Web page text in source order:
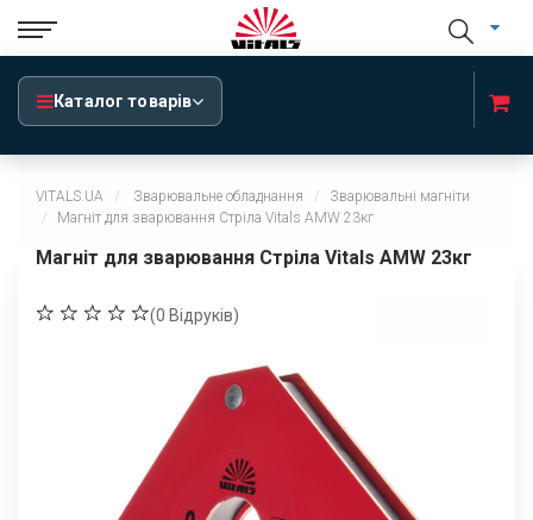
Каталог товарів
VITALS.UA Зварювальне обладнання
Зварювальні магніти
Магніт для зварювання Стріла Vitals AMW 23кг
Магніт для зварювання Стріла Vitals AMW 23кг
(0 Відруків)